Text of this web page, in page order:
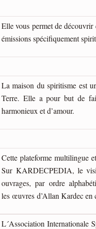
Elle vous permet de découvrir
émissions spécifiquement
La maison du spiritisme est
Terre. Elle a pour but de
harmonieux et d’amour.
Cette plateforme multilingue
Sur KARDECPEDIA, le
ouvrages, par ordre
les œuvres d’Allan Kardec en
L´Association Internationale